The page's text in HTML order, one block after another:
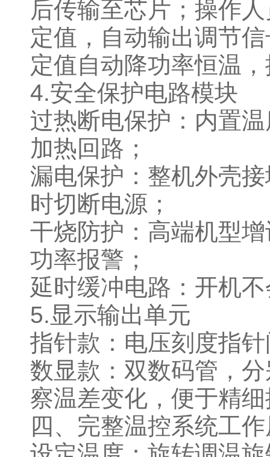
后传输至芯片；操作
定值，自动输出调节
定值自动降功率恒温
4.安全保护电路模块
过热断电保护：内置
加热回路；
漏电保护：整机外壳
时切断电源；
干烧防护：高端机型
功率报警；
延时缓冲电路：开机
5.显示输出单元
指针款：电压刻度指
数显款：双数码管，
察温差变化，便于精
四、完整温控系统工